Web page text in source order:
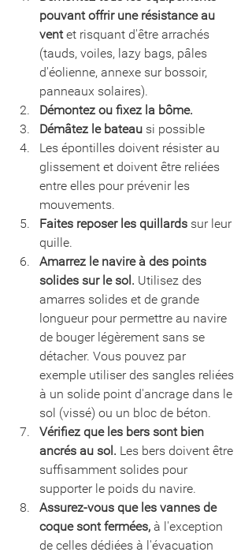
pouvant offrir une résistance au
vent et risquant d'être arrachés
(tauds, voiles, lazy bags, pâles
d'éolienne, annexe sur bossoir,
panneaux solaires).
Démontez ou fixez la bôme.
Démâtez le bateau si possible
Les épontilles doivent résister au
glissement et doivent être reliées
entre elles pour prévenir les
mouvements.
Faites reposer les quillards sur leur
quille.
Amarrez le navire à des points
solides sur le sol. Utilisez des
amarres solides et de grande
longueur pour permettre au navire
de bouger légèrement sans se
détacher. Vous pouvez par
exemple utiliser des sangles reliées
à un solide point d'ancrage dans le
sol (vissé) ou un bloc de béton.
Vérifiez que les bers sont bien
ancrés au sol. Les bers doivent être
suffisamment solides pour
supporter le poids du navire.
Assurez-vous que les vannes de
coque sont fermées, à l'exception
de celles dédiées à l'évacuation